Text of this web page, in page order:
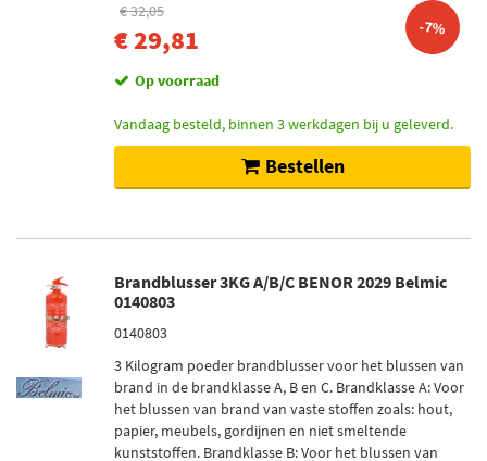
€ 32,05
€ 29,81 -7%
Op voorraad
Vandaag besteld, binnen 3 werkdagen bij u geleverd.
Bestellen
Brandblusser 3KG A/B/C BENOR 2029 Belmic
0140803
0140803
3 Kilogram poeder brandblusser voor het blussen van
brand in de brandklasse A, B en C. Brandklasse A: Voor
het blussen van brand van vaste stoffen zoals: hout,
papier, meubels, gordijnen en niet smeltende
kunststoffen. Brandklasse B: Voor het blussen van